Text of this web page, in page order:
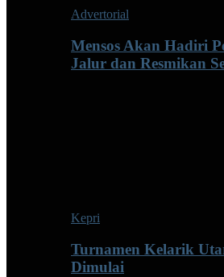
Advertorial
Mensos Akan Hadiri
Jalur dan Resmikan
Kepri
Turnamen Kelarik
Dimulai